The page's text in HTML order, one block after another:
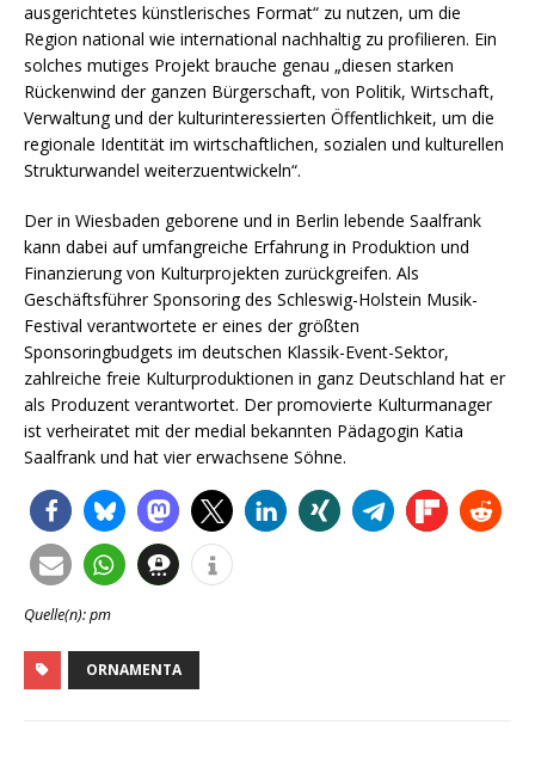
ausgerichtetes künstlerisches Format“ zu nutzen, um die
Region national wie international nachhaltig zu profilieren. Ein
solches mutiges Projekt brauche genau „diesen starken
Rückenwind der ganzen Bürgerschaft, von Politik, Wirtschaft,
Verwaltung und der kulturinteressierten Öffentlichkeit, um die
regionale Identität im wirtschaftlichen, sozialen und kulturellen
Strukturwandel weiterzuentwickeln“.
Der in Wiesbaden geborene und in Berlin lebende Saalfrank
kann dabei auf umfangreiche Erfahrung in Produktion und
Finanzierung von Kulturprojekten zurückgreifen. Als
Geschäftsführer Sponsoring des Schleswig-Holstein Musik-
Festival verantwortete er eines der größten
Sponsoringbudgets im deutschen Klassik-Event-Sektor,
zahlreiche freie Kulturproduktionen in ganz Deutschland hat er
als Produzent verantwortet. Der promovierte Kulturmanager
ist verheiratet mit der medial bekannten Pädagogin Katia
Saalfrank und hat vier erwachsene Söhne.
Quelle(n): pm
ORNAMENTA